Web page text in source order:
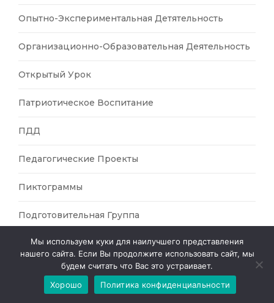
Опытно-Экспериментальная Детятельность
Организационно-Образовательная Деятельность
Открытый Урок
Патриотическое Воспитание
ПДД
Педагогические Проекты
Пиктограммы
Подготовительная Группа
Познавательное Развитие
Познание
Мы используем куки для наилучшего представления
нашего сайта. Если Вы продолжите использовать сайт, мы
будем считать что Вас это устраивает.
Хорошо
Политика конфиденциальности